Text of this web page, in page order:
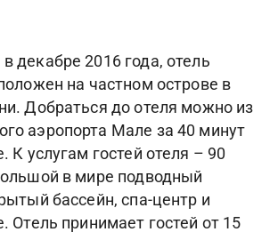
декабре 2016 года, отель
на частном острове в
Добраться до отеля можно из
аэропорта Мале за 40 минут
К услугам гостей отеля – 90
в мире подводный
бассейн, спа-центр и
Отель принимает гостей от 15